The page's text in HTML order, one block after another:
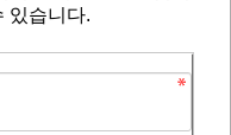
있습니다.